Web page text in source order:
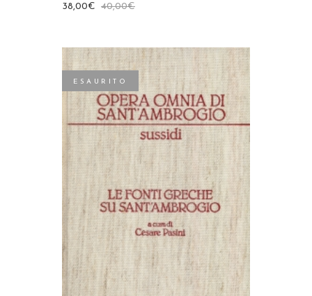
40,00€
38,00€
ESAURITO
LEGGI TUTTO